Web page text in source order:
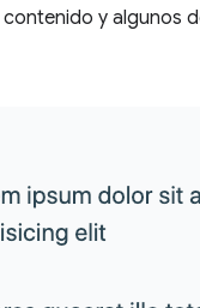
y algunos